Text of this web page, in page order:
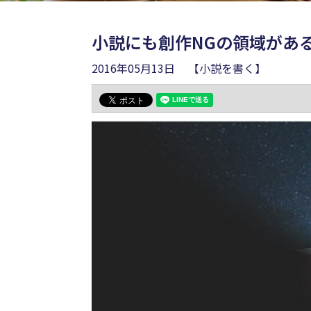
小説にも創作NGの領域があ
2016年05月13日 【小説を書く】